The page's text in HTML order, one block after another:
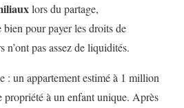
lors du partage,
pour payer les droits de
n’ont pas assez de liquidités.
: un appartement estimé à 1 million
propriété à un enfant unique. Après